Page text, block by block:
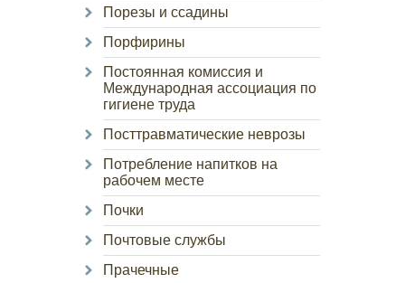
Порезы и ссадины
Порфирины
Постоянная комиссия и
Международная ассоциация по
гигиене труда
Посттравматические неврозы
Потребление напитков на
рабочем месте
Почки
Почтовые службы
Прачечные